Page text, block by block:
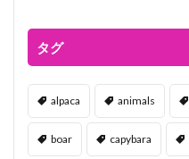
タグ
alpaca animals
boar capybara